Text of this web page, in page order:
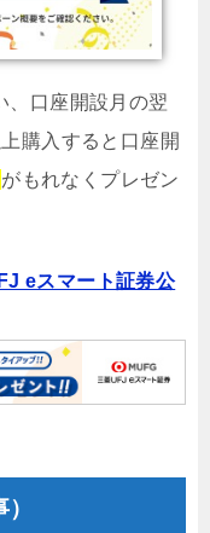
、口座開設月の翌
購入すると口座開
がもれなくプレゼン
eスマート証券公